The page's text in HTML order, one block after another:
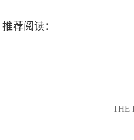
推荐阅读：
THE